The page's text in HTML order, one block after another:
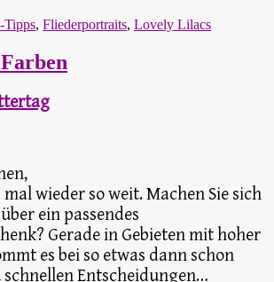
Tipps, Fliederportraits, Lovely Lilacs
mal wieder so weit. Machen Sie sich
ein passendes
Gerade in Gebieten mit hoher
es bei so etwas dann schon
schnellen Entscheidungen…